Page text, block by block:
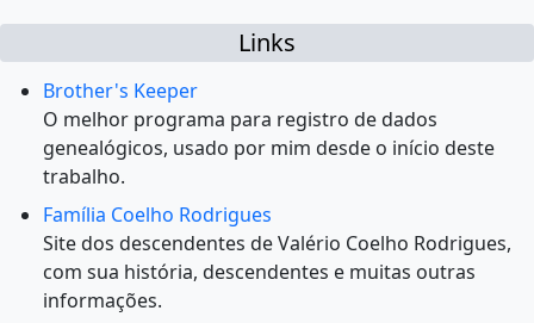
Links
Brother's Keeper
O melhor programa para registro de dados
genealógicos, usado por mim desde o início deste
trabalho.
Família Coelho Rodrigues
Site dos descendentes de Valério Coelho Rodrigues,
com sua história, descendentes e muitas outras
informações.